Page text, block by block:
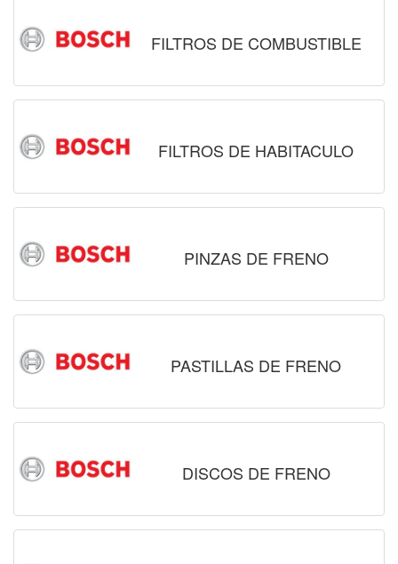
FILTROS DE COMBUSTIBLE
FILTROS DE HABITACULO
PINZAS DE FRENO
PASTILLAS DE FRENO
DISCOS DE FRENO